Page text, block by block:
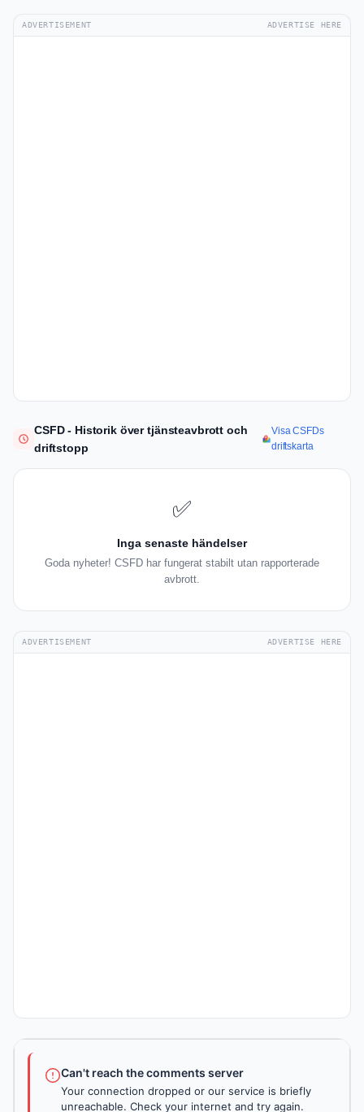
ADVERTISEMENT ADVERTISE HERE
CSFD - Historik över tjänsteavbrott och
driftstopp
Visa CSFDs
driftskarta
✅
Inga senaste händelser
Goda nyheter! CSFD har fungerat stabilt utan rapporterade
avbrott.
ADVERTISEMENT ADVERTISE HERE
Can't reach the comments server
Your connection dropped or our service is briefly
unreachable. Check your internet and try again.